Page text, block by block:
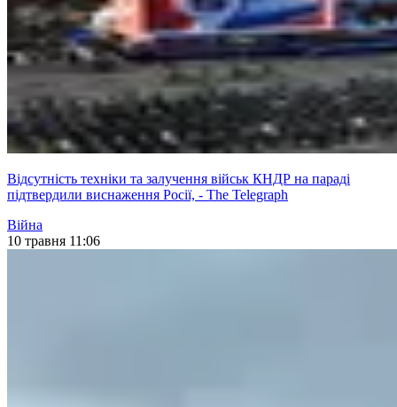
Відсутність техніки та залучення військ КНДР на параді
підтвердили виснаження Росії, - The Telegraph
Війна
10 травня 11:06